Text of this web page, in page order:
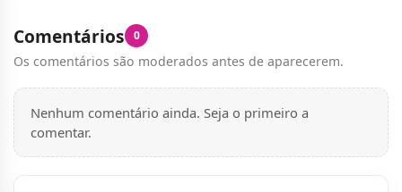
Comentários 0
Os comentários são moderados antes de aparecerem.
Nenhum comentário ainda. Seja o primeiro a
comentar.